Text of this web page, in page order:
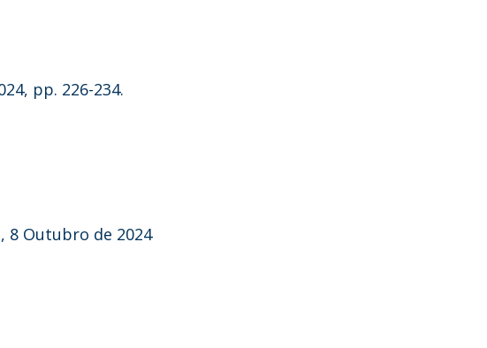
pp. 226-234.
8 Outubro de 2024